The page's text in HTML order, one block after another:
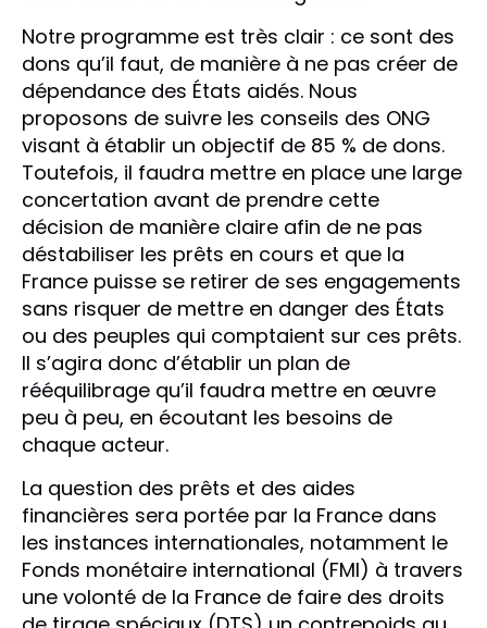
Notre programme est très clair : ce sont des
dons qu’il faut, de manière à ne pas créer de
dépendance des États aidés. Nous
proposons de suivre les conseils des ONG
visant à établir un objectif de 85 % de dons.
Toutefois, il faudra mettre en place une large
concertation avant de prendre cette
décision de manière claire afin de ne pas
déstabiliser les prêts en cours et que la
France puisse se retirer de ses engagements
sans risquer de mettre en danger des États
ou des peuples qui comptaient sur ces prêts.
Il s’agira donc d’établir un plan de
rééquilibrage qu’il faudra mettre en œuvre
peu à peu, en écoutant les besoins de
chaque acteur.
La question des prêts et des aides
financières sera portée par la France dans
les instances internationales, notamment le
Fonds monétaire international (FMI) à travers
une volonté de la France de faire des droits